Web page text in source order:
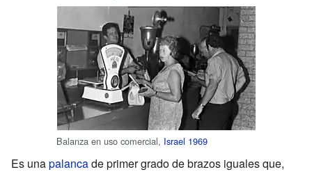
Balanza en uso comercial, Israel 1969
Es unapalancade primer grado de brazos iguales que,